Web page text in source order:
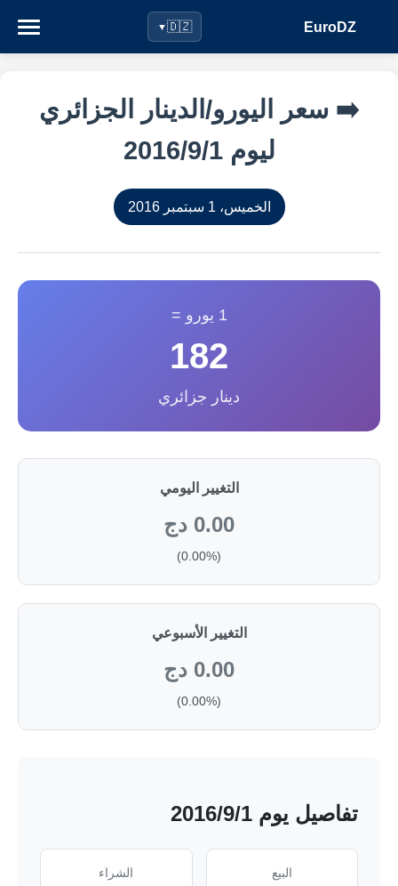
EuroDZ
🇩🇿
▼
➡️ سعر اليورو/الدينار الجزائري
ليوم 1‏/9‏/2016
الخميس، 1 سبتمبر 2016
1 يورو =
182
دينار جزائري
التغيير اليومي
0.00 دج
(0.00%)
التغيير الأسبوعي
0.00 دج
(0.00%)
تفاصيل يوم 1‏/9‏/2016
البيع الشراء